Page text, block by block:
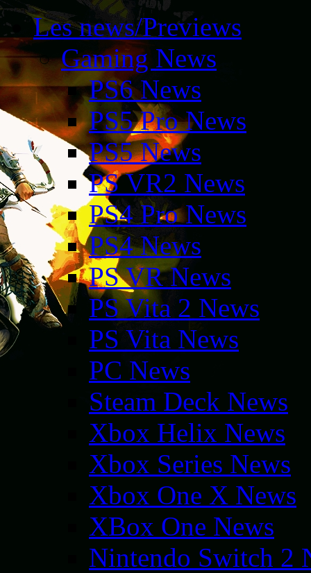
Les news/Previews
Gaming News
PS6 News
PS5 Pro News
PS5 News
PS VR2 News
PS4 Pro News
PS4 News
PS VR News
PS Vita 2 News
PS Vita News
PC News
Steam Deck News
Xbox Helix News
Xbox Series News
Xbox One X News
XBox One News
Nintendo Switch 2